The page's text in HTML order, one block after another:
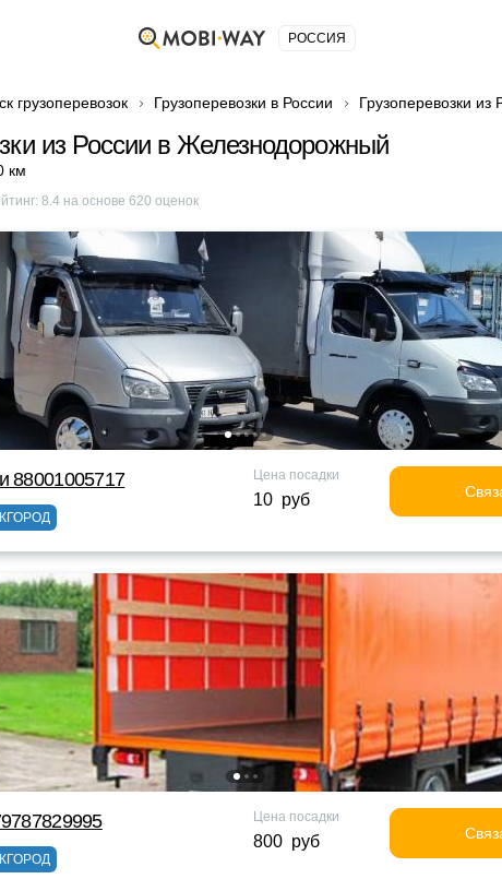
РОССИЯ
грузоперевозок Грузоперевозки в России Грузоперевозки
из России в Железнодорожный
км
8.4на основе 620 оценок
88001005717 Цена посадки
10 руб
Цена посадки
800 руб